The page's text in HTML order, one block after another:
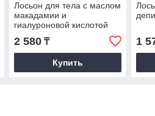
Лосьон для тела с маслом
макадамии и
гиалуроновой кислотой
2 580₸
Купить
1